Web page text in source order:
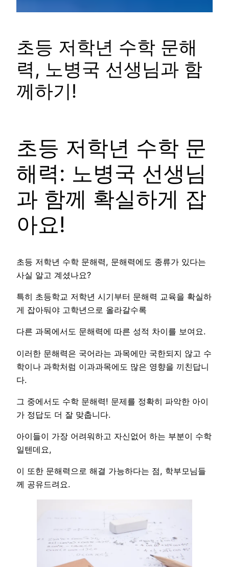
초등 저학년 수학 문해
력, 노병국 선생님과 함
께하기!
초등 저학년 수학 문
해력: 노병국 선생님
과 함께 확실하게 잡
아요!
초등 저학년 수학 문해력, 문해력에도 종류가 있다는
사실 알고 계셨나요?
특히 초등학교 저학년 시기부터 문해력 교육을 확실하
게 잡아둬야 고학년으로 올라갈수록
다른 과목에서도 문해력에 따른 성적 차이를 보여요.
이러한 문해력은 국어라는 과목에만 국한되지 않고 수
학이나 과학처럼 이과과목에도 많은 영향을 끼친답니
다.
그 중에서도 수학 문해력! 문제를 정확히 파악한 아이
가 정답도 더 잘 맞춥니다.
아이들이 가장 어려워하고 자신없어 하는 부분이 수학
일텐데요,
이 또한 문해력으로 해결 가능하다는 점, 학부모님들
께 공유드려요.